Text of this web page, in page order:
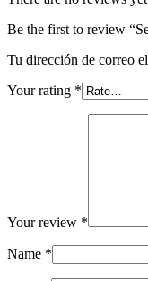
Be the first to review
Tu dirección de correo
Your rating *
Your review *
Name *